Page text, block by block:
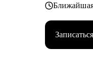
Записаться